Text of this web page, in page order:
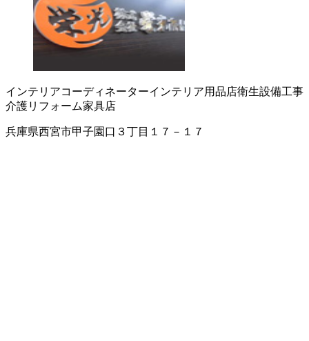
インテリアコーディネーターインテリア用品店衛生設備工事
介護リフォーム家具店
兵庫県西宮市甲子園口３丁目１７－１７